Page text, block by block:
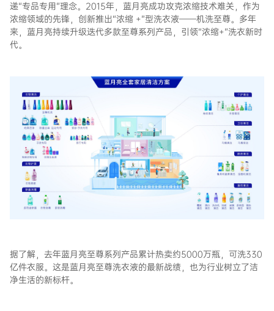
递“专品专用”理念。2015年，蓝月亮成功攻克浓缩技术难关，作为
浓缩领域的先锋，创新推出“浓缩 +”型洗衣液——机洗至尊。多年
来，蓝月亮持续升级迭代多款至尊系列产品，引领“浓缩+”洗衣新时
代。
据了解，去年蓝月亮至尊系列产品累计热卖约5000万瓶，可洗330
亿件衣服。这是蓝月亮至尊洗衣液的最新战绩，也为行业树立了洁
净生活的新标杆。